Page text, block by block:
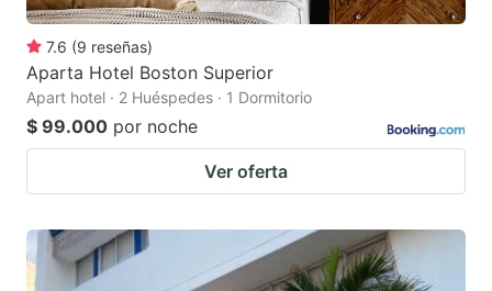
7.6 (9 reseñas)
Aparta Hotel Boston Superior
Apart hotel · 2 Huéspedes · 1 Dormitorio
$ 99.000 por noche
Ver oferta